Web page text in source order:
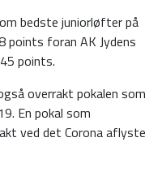
bedste juniorløfter på
foran AK Jydens
points.
overrakt pokalen som
En pokal som
ved det Corona aflyste